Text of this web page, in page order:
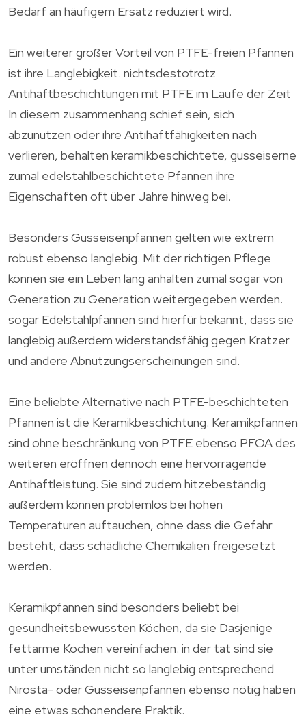
Bedarf an häufigem Ersatz reduziert wird.
Ein weiterer großer Vorteil von PTFE-freien Pfannen
ist ihre Langlebigkeit. nichtsdestotrotz
Antihaftbeschichtungen mit PTFE im Laufe der Zeit
In diesem zusammenhang schief sein, sich
abzunutzen oder ihre Antihaftfähigkeiten nach
verlieren, behalten keramikbeschichtete, gusseiserne
zumal edelstahlbeschichtete Pfannen ihre
Eigenschaften oft über Jahre hinweg bei.
Besonders Gusseisenpfannen gelten wie extrem
robust ebenso langlebig. Mit der richtigen Pflege
können sie ein Leben lang anhalten zumal sogar von
Generation zu Generation weitergegeben werden.
sogar Edelstahlpfannen sind hierfür bekannt, dass sie
langlebig außerdem widerstandsfähig gegen Kratzer
und andere Abnutzungserscheinungen sind.
Eine beliebte Alternative nach PTFE-beschichteten
Pfannen ist die Keramikbeschichtung. Keramikpfannen
sind ohne beschränkung von PTFE ebenso PFOA des
weiteren eröffnen dennoch eine hervorragende
Antihaftleistung. Sie sind zudem hitzebeständig
außerdem können problemlos bei hohen
Temperaturen auftauchen, ohne dass die Gefahr
besteht, dass schädliche Chemikalien freigesetzt
werden.
Keramikpfannen sind besonders beliebt bei
gesundheitsbewussten Köchen, da sie Dasjenige
fettarme Kochen vereinfachen. in der tat sind sie
unter umständen nicht so langlebig entsprechend
Nirosta- oder Gusseisenpfannen ebenso nötig haben
eine etwas schonendere Praktik.